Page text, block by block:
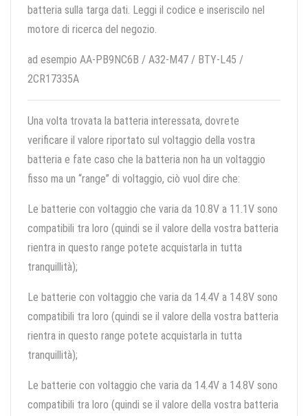
batteria sulla targa dati. Leggi il codice e inseriscilo nel
motore di ricerca del negozio.
ad esempio AA-PB9NC6B / A32-M47 / BTY-L45 /
2CR17335A
Una volta trovata la batteria interessata, dovrete
verificare il valore riportato sul voltaggio della vostra
batteria e fate caso che la batteria non ha un voltaggio
fisso ma un “range” di voltaggio, ciò vuol dire che:
Le batterie con voltaggio che varia da 10.8V a 11.1V sono
compatibili tra loro (quindi se il valore della vostra batteria
rientra in questo range potete acquistarla in tutta
tranquillità);
Le batterie con voltaggio che varia da 14.4V a 14.8V sono
compatibili tra loro (quindi se il valore della vostra batteria
rientra in questo range potete acquistarla in tutta
tranquillità);
Le batterie con voltaggio che varia da 14.4V a 14.8V sono
compatibili tra loro (quindi se il valore della vostra batteria